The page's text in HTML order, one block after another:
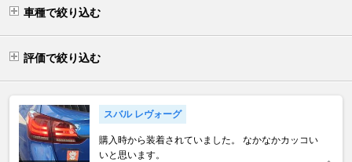
車種で絞り込む
評価で絞り込む
スバル レヴォーグ
購入時から装着されていました。 なかなかカッコい
いと思います。